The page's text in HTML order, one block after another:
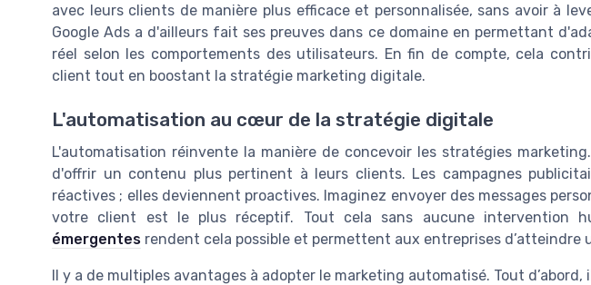
avec leurs clients de manière plus efficace et personnalisée, sans avoir à
Google Ads a d'ailleurs fait ses preuves dans ce domaine en permettant
réel selon les comportements des utilisateurs. En fin de compte, cela
client tout en boostant la stratégie marketing digitale.
L'automatisation au cœur de la stratégie digitale
L'automatisation réinvente la manière de concevoir les stratégies
d'offrir un contenu plus pertinent à leurs clients. Les campagnes
réactives ; elles deviennent proactives. Imaginez envoyer des messages
votre client est le plus réceptif. Tout cela sans aucune intervention
émergentes rendent cela possible et permettent aux entreprises d’atteindre
Il y a de multiples avantages à adopter le marketing automatisé. Tout d’abord,